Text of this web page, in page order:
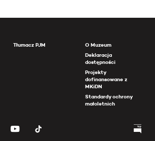
Tłumacz PJM
O Muzeum
Deklaracja
dostępności
Projekty
dofinansowane z
MKiDN
Standardy ochrony
małoletnich